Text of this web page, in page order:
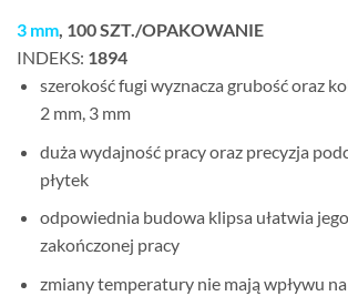
3 mm, 100 SZT./OPAKOWANIE
INDEKS: 1894
szerokość fugi wyznacza grubość oraz
2 mm, 3 mm
duża wydajność pracy oraz precyzja
płytek
odpowiednia budowa klipsa ułatwia
zakończonej pracy
zmiany temperatury nie mają wpływu